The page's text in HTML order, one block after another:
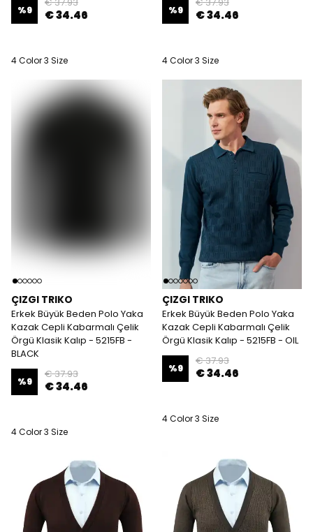
%9 € 34.46
4 Color 3 Size
%9 € 34.46
4 Color 3 Size
ÇIZGI TRIKO
Erkek Büyük Beden Polo Yaka
Kazak Cepli Kabarmalı Çelik
Örgü Klasik Kalıp - 5215FB -
BLACK
%9
€ 37.93
€ 34.46
4 Color 3 Size
ÇIZGI TRIKO
Erkek Büyük Beden Polo Yaka
Kazak Cepli Kabarmalı Çelik
Örgü Klasik Kalıp - 5215FB - OIL
%9
€ 37.93
€ 34.46
4 Color 3 Size